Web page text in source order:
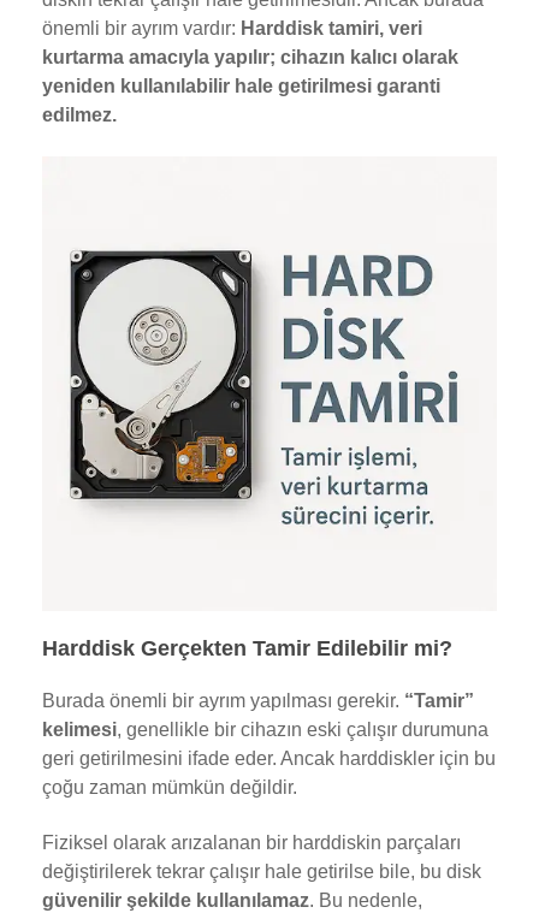
önemli bir ayrım vardır: Harddisk tamiri, veri
kurtarma amacıyla yapılır; cihazın kalıcı olarak
yeniden kullanılabilir hale getirilmesi garanti
edilmez.
Harddisk Gerçekten Tamir Edilebilir mi?
Burada önemli bir ayrım yapılması gerekir. “Tamir”
kelimesi, genellikle bir cihazın eski çalışır durumuna
geri getirilmesini ifade eder. Ancak harddiskler için bu
çoğu zaman mümkün değildir.
Fiziksel olarak arızalanan bir harddiskin parçaları
değiştirilerek tekrar çalışır hale getirilse bile, bu disk
güvenilir şekilde kullanılamaz. Bu nedenle,